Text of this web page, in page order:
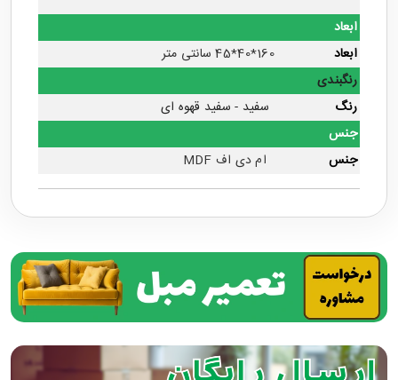
ابعاد
ابعاد
160*40*45 سانتی متر
رنگبندی
رنگ
سفید - سفید قهوه ای
جنس
جنس
ام دی اف MDF